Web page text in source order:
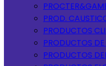
PROD.
PRODUCTOS
PRODUCTOS
PRODUCTOS